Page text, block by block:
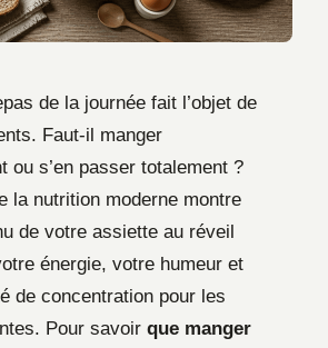
de la journée fait l’objet de
Faut-il manger
ou s’en passer totalement ?
la nutrition moderne montre
de votre assiette au réveil
énergie, votre humeur et
de concentration pour les
Pour savoir que manger